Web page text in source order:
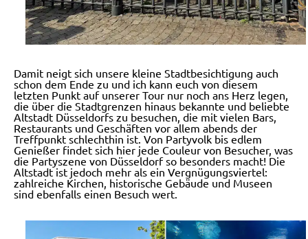
Damit neigt sich unsere kleine Stadtbesichtigung auch
schon dem Ende zu und ich kann euch von diesem
letzten Punkt auf unserer Tour nur noch ans Herz legen,
die über die Stadtgrenzen hinaus bekannte und beliebte
Altstadt Düsseldorfs zu besuchen, die mit vielen Bars,
Restaurants und Geschäften vor allem abends der
Treffpunkt schlechthin ist. Von Partyvolk bis edlem
Genießer findet sich hier jede Couleur von Besucher, was
die Partyszene von Düsseldorf so besonders macht! Die
Altstadt ist jedoch mehr als ein Vergnügungsviertel:
zahlreiche Kirchen, historische Gebäude und Museen
sind ebenfalls einen Besuch wert.